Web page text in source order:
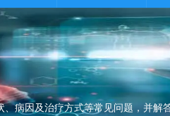
病因及治疗方式等常见问题，并解